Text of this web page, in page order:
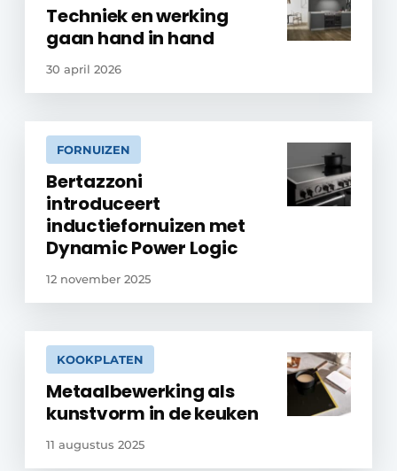
Techniek en werking
gaan hand in hand
30 april 2026
FORNUIZEN
Bertazzoni
introduceert
inductiefornuizen met
Dynamic Power Logic
12 november 2025
KOOKPLATEN
Metaalbewerking als
kunstvorm in de keuken
11 augustus 2025